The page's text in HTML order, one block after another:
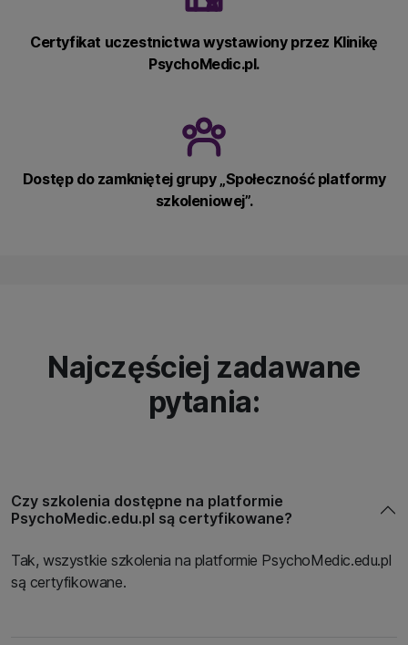
Certyfikat uczestnictwa wystawiony przez Klinikę
PsychoMedic.pl.
Dostęp do zamkniętej grupy „Społeczność platformy
szkoleniowej”.
Najczęściej zadawane
pytania:
Czy szkolenia dostępne na platformie
PsychoMedic.edu.pl są certyfikowane?
Tak, wszystkie szkolenia na platformie PsychoMedic.edu.pl
są certyfikowane.